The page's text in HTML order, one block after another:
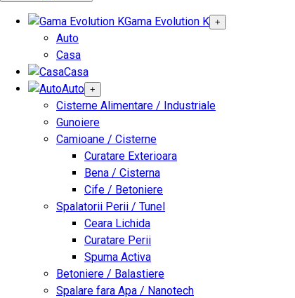
Gama Evolution K +
Auto
Casa
Casa
Auto +
Cisterne Alimentare / Industriale
Gunoiere
Camioane / Cisterne
Curatare Exterioara
Bena / Cisterna
Cife / Betoniere
Spalatorii Perii / Tunel
Ceara Lichida
Curatare Perii
Spuma Activa
Betoniere / Balastiere
Spalare fara Apa / Nanotech